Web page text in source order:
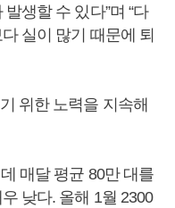
생할 수 있다”며 “다
실이 많기 때문에 퇴
위한 노력을 지속해
매달 평균 80만 대를
낮다. 올해 1월 2300